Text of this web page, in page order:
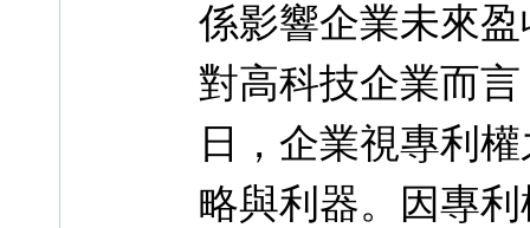
係影響企業未來
對高科技企業而
日，企業視專利
略與利器。因專